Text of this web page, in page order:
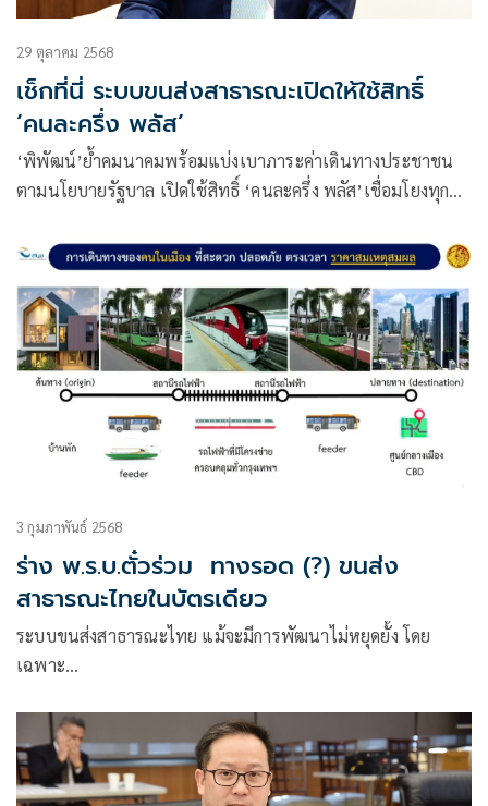
29 ตุลาคม 2568
เช็กที่นี่ ระบบขนส่งสาธารณะเปิดให้ใช้สิทธิ์
‘คนละครึ่ง พลัส’
‘พิพัฒน์’ย้ำคมนาคมพร้อมแบ่งเบาภาระค่าเดินทางประชาชน
ตามนโยบายรัฐบาล เปิดใช้สิทธิ์ ‘คนละครึ่ง พลัส’เชื่อมโยงทุก
จังหวัด‘ ประหยัด สะดวก และเท่าเทียม ผ่านแอปเป๋าตัง
3 กุมภาพันธ์ 2568
ร่าง พ.ร.บ.ตั๋วร่วม ทางรอด (?) ขนส่ง
สาธารณะไทยในบัตรเดียว
ระบบขนส่งสาธารณะไทย แม้จะมีการพัฒนาไม่หยุดยั้ง โดย
เฉพาะ…